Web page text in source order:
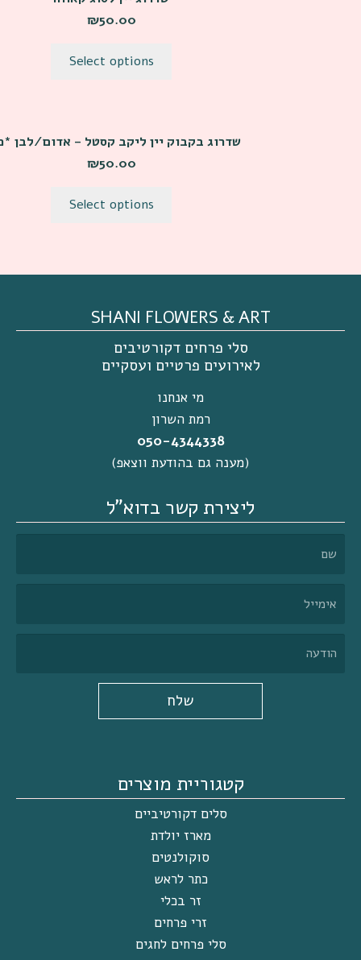
₪50.00
Select options
שדרוג בקבוק יין ליקב קסטל – אדום/לבן
₪50.00
Select options
SHANI FLOWERS & ART
סלי פרחים דקורטיבים
לאירועים פרטיים ועסקיים
מי אנחנו
רמת השרון
050-4344338
(מענה גם בהודעת ווצאפ)
ליצירת קשר בדוא"ל
שלח
קטגוריית מוצרים
סלים דקורטיביים
מארז יולדת
סוקולנטים
כתר לראש
זר בכלי
זרי פרחים
סלי פרחים לחגים